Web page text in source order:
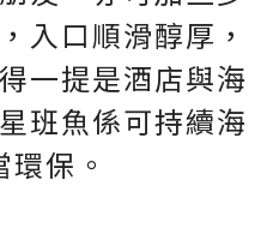
入口順滑醇厚，
一提是酒店與海
班魚係可持續海
保。